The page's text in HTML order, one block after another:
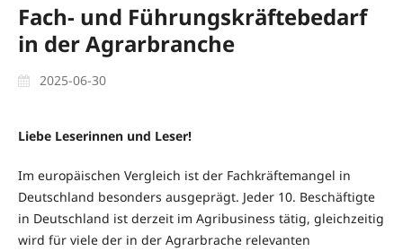
Fach- und Führungskräftebedarf
in der Agrarbranche
2025-06-30
Liebe Leserinnen und Leser!
Im europäischen Vergleich ist der Fachkräftemangel in
Deutschland besonders ausgeprägt. Jeder 10. Beschäftigte
in Deutschland ist derzeit im Agribusiness tätig, gleichzeitig
wird für viele der in der Agrarbrache relevanten